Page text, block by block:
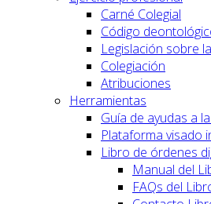
Carné Colegial
Código
Legislación sobre
Colegiación
Atribuciones
Herramientas
Guía de ayudas a
Plataforma visado
Libro de órdenes
Manual del
FAQs del